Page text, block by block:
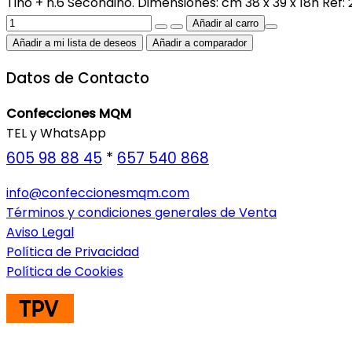
Añadir a mi lista de deseos Añadir a comparador
Datos de Contacto
Confecciones MQM
TEL y WhatsApp
605 98 88 45 * 657 540 868
info@confeccionesmqm.com
Términos y condiciones generales de Venta
Aviso Legal
Política de Privacidad
Política de Cookies